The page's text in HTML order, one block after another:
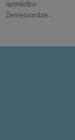
apmācība
Zemessardze...